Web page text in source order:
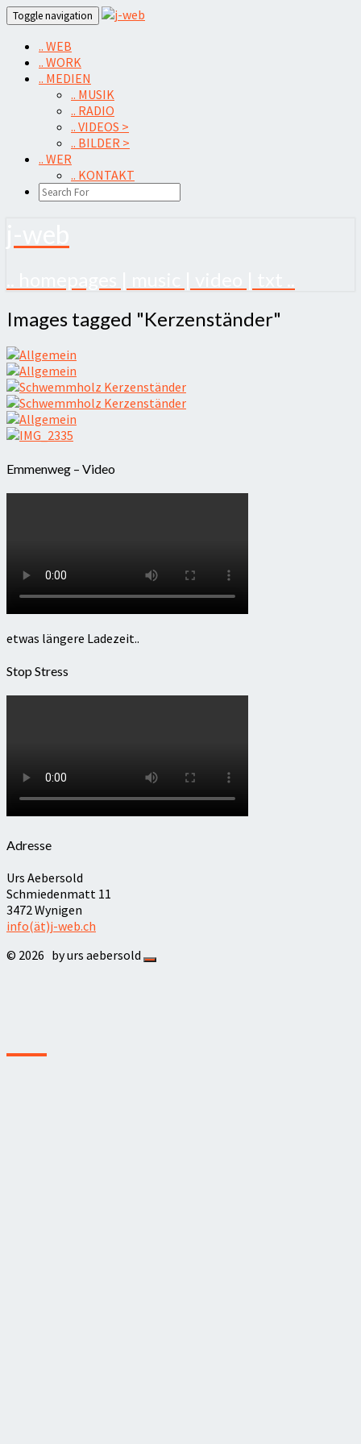
Skip
to
content
Toggle navigation
.. WEB
.. WORK
.. MEDIEN
.. MUSIK
.. RADIO
.. VIDEOS >
.. BILDER >
.. WER
.. KONTAKT
SEARCH
ICON
Images
tagged
"Kerzenständer"
Images tagged "Kerzenständer"
Emmenweg – Video
etwas längere Ladezeit..
Stop Stress
Adresse
Urs Aebersold
Schmiedenmatt 11
3472 Wynigen
info(ät)j-web.ch
© 2026 by urs aebersold